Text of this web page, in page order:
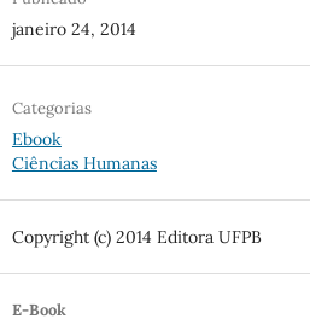
janeiro 24, 2014
Categorias
Ebook
Ciências Humanas
Copyright (c) 2014 Editora UFPB
E-Book